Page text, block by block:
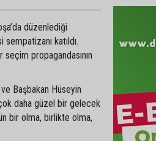
düzenlediği
katıldı.
propagandasının
Başbakan Hüseyin
daha güzel bir gelecek
bir olma, birlikte olma,